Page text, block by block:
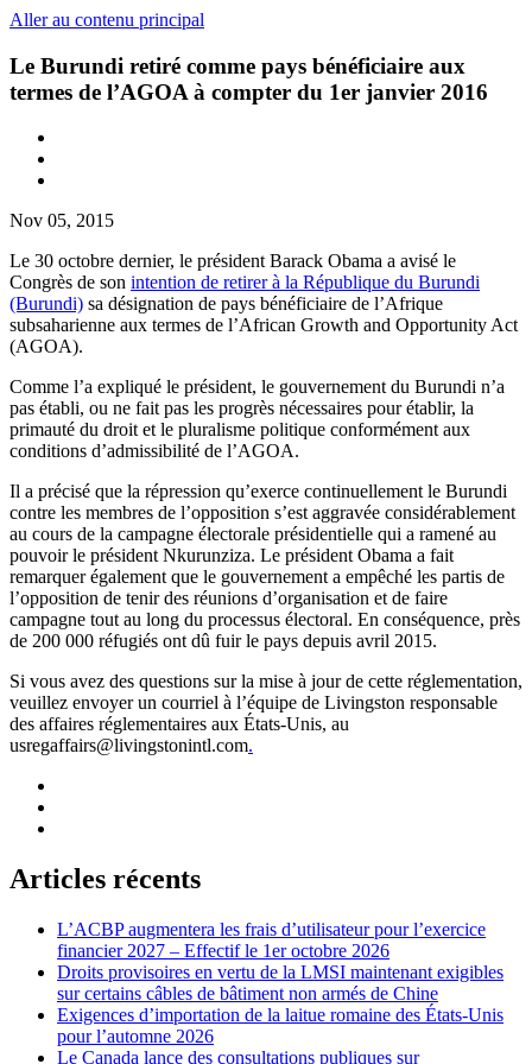
Aller au contenu principal
Le Burundi retiré comme pays bénéficiaire aux
termes de l’AGOA à compter du 1er janvier 2016
Nov 05, 2015
Le 30 octobre dernier, le président Barack Obama a avisé le
Congrès de son intention de retirer à la République du Burundi
(Burundi) sa désignation de pays bénéficiaire de l’Afrique
subsaharienne aux termes de l’African Growth and Opportunity Act
(AGOA).
Comme l’a expliqué le président, le gouvernement du Burundi n’a
pas établi, ou ne fait pas les progrès nécessaires pour établir, la
primauté du droit et le pluralisme politique conformément aux
conditions d’admissibilité de l’AGOA.
Il a précisé que la répression qu’exerce continuellement le Burundi
contre les membres de l’opposition s’est aggravée considérablement
au cours de la campagne électorale présidentielle qui a ramené au
pouvoir le président Nkurunziza. Le président Obama a fait
remarquer également que le gouvernement a empêché les partis de
l’opposition de tenir des réunions d’organisation et de faire
campagne tout au long du processus électoral. En conséquence, près
de 200 000 réfugiés ont dû fuir le pays depuis avril 2015.
Si vous avez des questions sur la mise à jour de cette réglementation,
veuillez envoyer un courriel à l’équipe de Livingston responsable
des affaires réglementaires aux États-Unis, au
usregaffairs@livingstonintl.com.
Articles récents
L’ACBP augmentera les frais d’utilisateur pour l’exercice
financier 2027 – Effectif le 1er octobre 2026
Droits provisoires en vertu de la LMSI maintenant exigibles
sur certains câbles de bâtiment non armés de Chine
Exigences d’importation de la laitue romaine des États-Unis
pour l’automne 2026
Le Canada lance des consultations publiques sur